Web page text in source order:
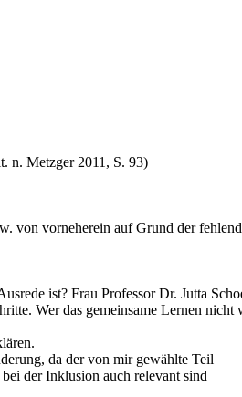
n. Metzger 2011, S. 93)
von vorneherein auf Grund der
ist? Frau Professor Dr. Jutta
Wer das gemeinsame Lernen
da der von mir gewählte Teil
der Inklusion auch relevant sind